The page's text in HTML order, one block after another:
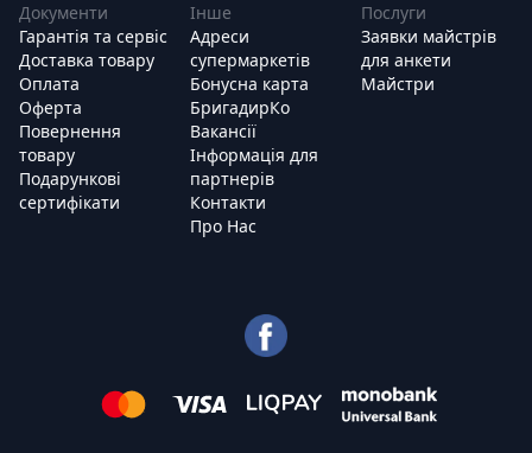
Документи
Гарантія та сервіс
Доставка товару
Оплата
Оферта
Повернення
товару
Подарункові
сертифікати
Інше
Адреси
супермаркетів
Бонусна карта
БригадирКо
Вакансії
Інформація для
партнерів
Контакти
Про Нас
Послуги
Заявки майстрів
для анкети
Майстри